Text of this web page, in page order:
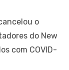
o
do New
com COVID-